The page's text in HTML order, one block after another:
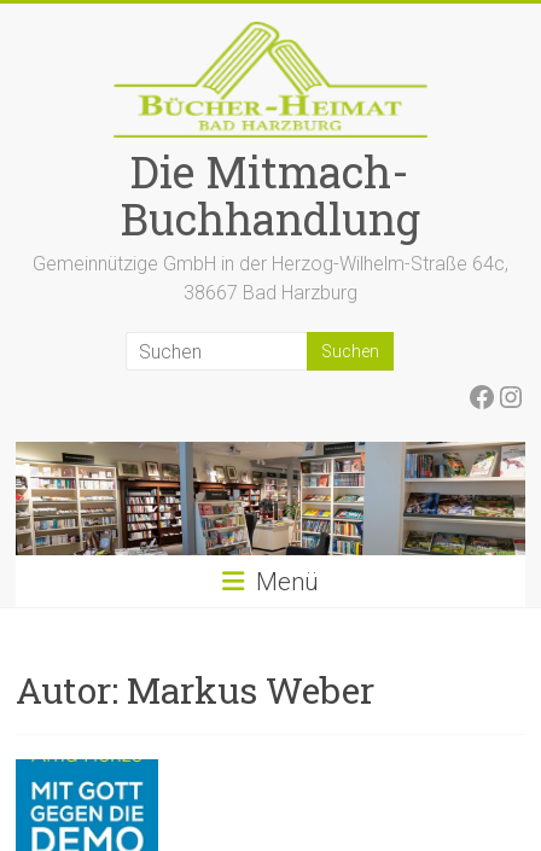
Die Mitmach-
Buchhandlung
Gemeinnützige GmbH in der Herzog-Wilhelm-Straße 64c,
38667 Bad Harzburg
Menü
Autor: Markus Weber